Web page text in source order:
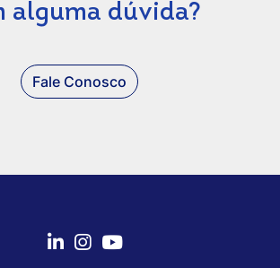
alguma dúvida?
Fale Conosco